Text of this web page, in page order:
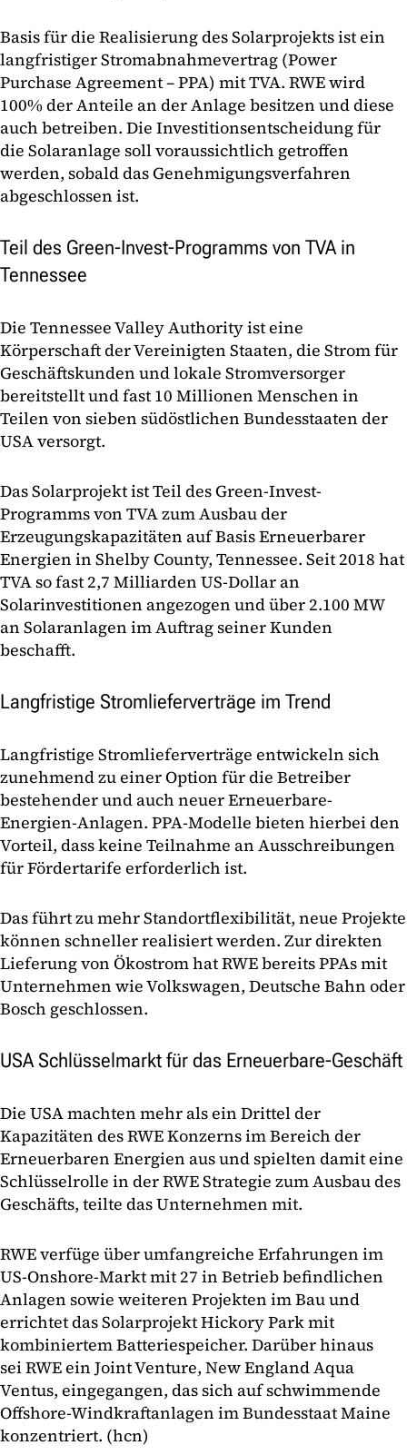
Basis für die Realisierung des Solarprojekts ist ein
langfristiger Stromabnahmevertrag (Power
Purchase Agreement – PPA) mit TVA. RWE wird
100% der Anteile an der Anlage besitzen und diese
auch betreiben. Die Investitionsentscheidung für
die Solaranlage soll voraussichtlich getroffen
werden, sobald das Genehmigungsverfahren
abgeschlossen ist.
Teil des Green-Invest-Programms von TVA in
Tennessee
Die Tennessee Valley Authority ist eine
Körperschaft der Vereinigten Staaten, die Strom für
Geschäftskunden und lokale Stromversorger
bereitstellt und fast 10 Millionen Menschen in
Teilen von sieben südöstlichen Bundesstaaten der
USA versorgt.
Das Solarprojekt ist Teil des Green-Invest-
Programms von TVA zum Ausbau der
Erzeugungskapazitäten auf Basis Erneuerbarer
Energien in Shelby County, Tennessee. Seit 2018 hat
TVA so fast 2,7 Milliarden US-Dollar an
Solarinvestitionen angezogen und über 2.100 MW
an Solaranlagen im Auftrag seiner Kunden
beschafft.
Langfristige Stromlieferverträge im Trend
Langfristige Stromlieferverträge entwickeln sich
zunehmend zu einer Option für die Betreiber
bestehender und auch neuer Erneuerbare-
Energien-Anlagen. PPA-Modelle bieten hierbei den
Vorteil, dass keine Teilnahme an Ausschreibungen
für Fördertarife erforderlich ist.
Das führt zu mehr Standortflexibilität, neue Projekte
können schneller realisiert werden. Zur direkten
Lieferung von Ökostrom hat RWE bereits PPAs mit
Unternehmen wie Volkswagen, Deutsche Bahn oder
Bosch geschlossen.
USA Schlüsselmarkt für das Erneuerbare-Geschäft
Die USA machten mehr als ein Drittel der
Kapazitäten des RWE Konzerns im Bereich der
Erneuerbaren Energien aus und spielten damit eine
Schlüsselrolle in der RWE Strategie zum Ausbau des
Geschäfts, teilte das Unternehmen mit.
RWE verfüge über umfangreiche Erfahrungen im
US-Onshore-Markt mit 27 in Betrieb befindlichen
Anlagen sowie weiteren Projekten im Bau und
errichtet das Solarprojekt Hickory Park mit
kombiniertem Batteriespeicher. Darüber hinaus
sei RWE ein Joint Venture, New England Aqua
Ventus, eingegangen, das sich auf schwimmende
Offshore-Windkraftanlagen im Bundesstaat Maine
konzentriert. (hcn)